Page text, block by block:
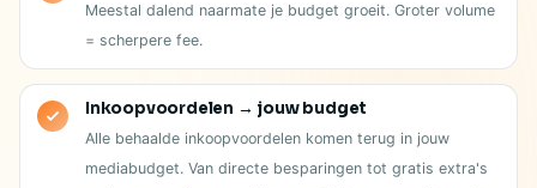
Meestal dalend naarmate je budget groeit. Groter volume
= scherpere fee.
Inkoopvoordelen → jouw budget
Alle behaalde inkoopvoordelen komen terug in jouw
mediabudget. Van directe besparingen tot gratis extra's